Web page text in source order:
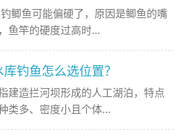
鲫鱼可能偏硬了，原因是鲫鱼的嘴
鱼竿的硬度过高时...
钓鱼怎么选位置？
建造拦河坝形成的人工湖泊，特点
类多、密度小且个体...